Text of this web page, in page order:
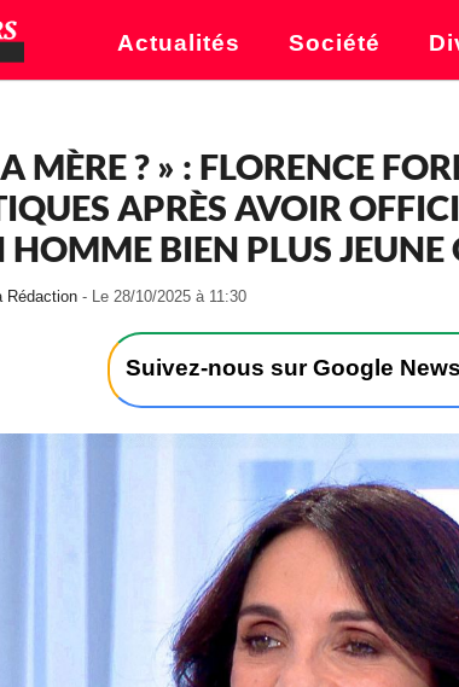
Actualités Société
MÈRE ? » : FLORENCE
APRÈS AVOIR
HOMME BIEN PLUS JEUNE
Rédaction - Le 28/10/2025 à 11:30
2
/
1
0
0
2
5
à
1
1
:
Suivez-nous sur Google News